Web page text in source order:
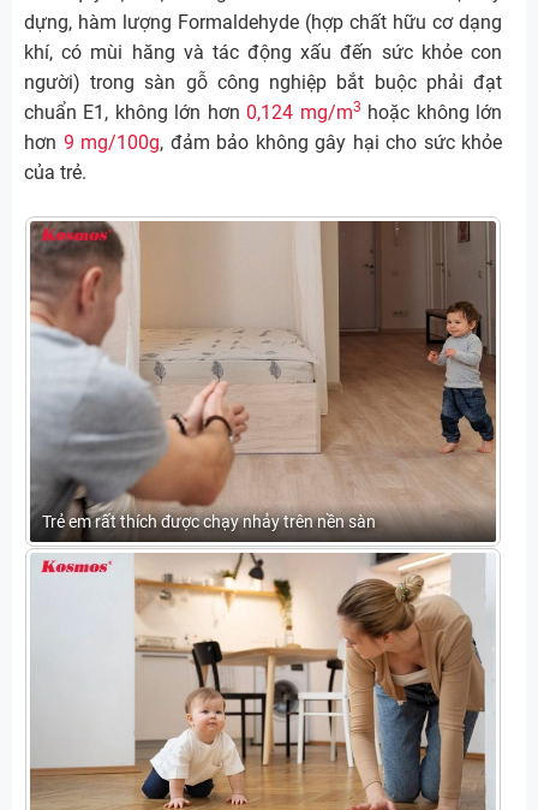
dựng, hàm lượng Formaldehyde (hợp chất hữu cơ dạng
khí, có mùi hăng và tác động xấu đến sức khỏe con
người) trong sàn gỗ công nghiệp bắt buộc phải đạt
chuẩn E1, không lớn hơn 0,124 mg/m3 hoặc không lớn
hơn 9 mg/100g, đảm bảo không gây hại cho sức khỏe
của trẻ.
Trẻ em rất thích được chạy nhảy trên nền sàn